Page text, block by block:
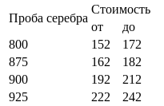
Проба серебра
Стоимость
от
до
800
152
172
875
162
182
900
192
212
925
222
242